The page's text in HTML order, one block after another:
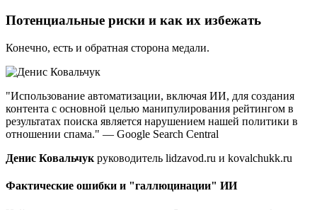
Потенциальные риски и как их избежать
Конечно, есть и обратная сторона медали.
"Использование автоматизации, включая ИИ, для создания
контента с основной целью манипулирования рейтингом в
результатах поиска является нарушением нашей политики в
отношении спама." — Google Search Central
Денис Ковальчук руководитель lidzavod.ru и kovalchukk.ru
Фактические ошибки и "галлюцинации" ИИ